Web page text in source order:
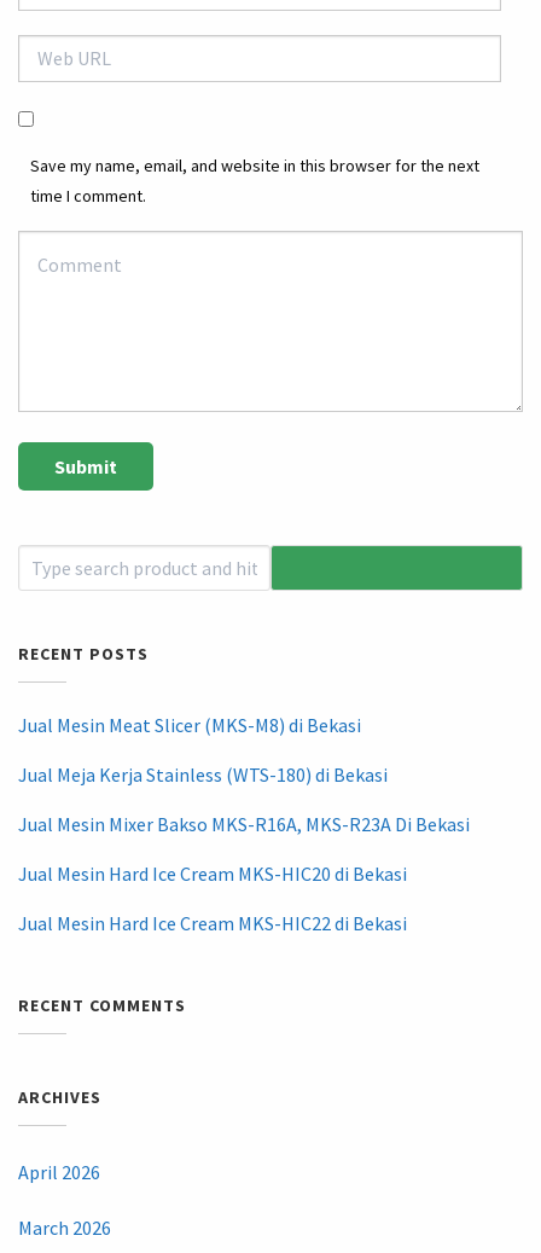
Save my name, email, and website in this browser for the next
time I comment.
RECENT POSTS
Jual Mesin Meat Slicer (MKS-M8) di Bekasi
Jual Meja Kerja Stainless (WTS-180) di Bekasi
Jual Mesin Mixer Bakso MKS-R16A, MKS-R23A Di Bekasi
Jual Mesin Hard Ice Cream MKS-HIC20 di Bekasi
Jual Mesin Hard Ice Cream MKS-HIC22 di Bekasi
RECENT COMMENTS
ARCHIVES
April 2026
March 2026